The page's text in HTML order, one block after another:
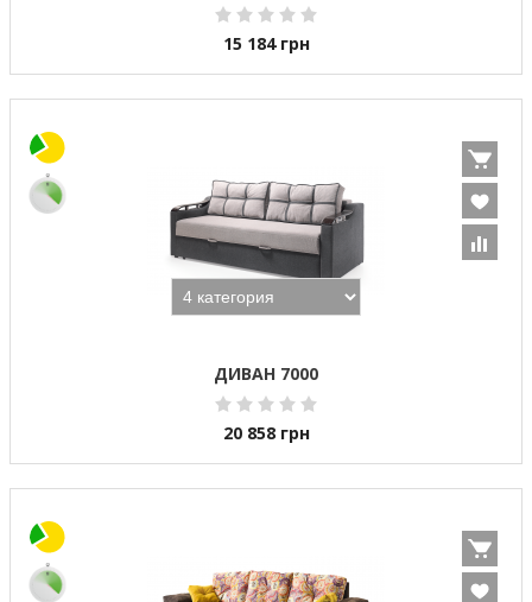
15 184 грн
ДИВАН 7000
20 858 грн